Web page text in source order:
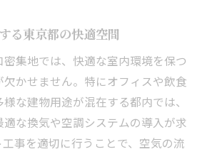
業者が語る設備選定のコツ
を叶えるダクト工事とは
で理想の換気環境を実現する方
が叶える快適な換気のポイント
る東京都の快適空間
集地では、快適な室内環境を保つ
かせません。特にオフィスや飲食
な建物用途が混在する都内では、
な換気や空調システムの導入が求
事を適切に行うことで、空気の流